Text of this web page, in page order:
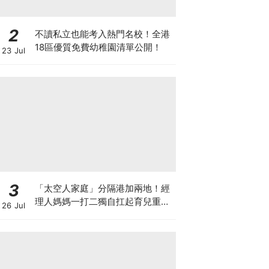
2
23 Jul
不讀私立也能考入熱門名校！全港
18區優質免費幼稚園清單公開！
3
26 Jul
「太空人家庭」分隔港加兩地！經
理人媽媽一打二獨自扛起育兒重